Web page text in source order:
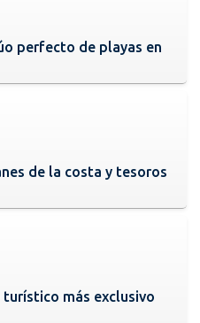
perfecto de playas en
de la costa y tesoros
más exclusivo